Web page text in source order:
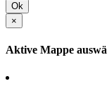
Ok
×
Aktive Mappe